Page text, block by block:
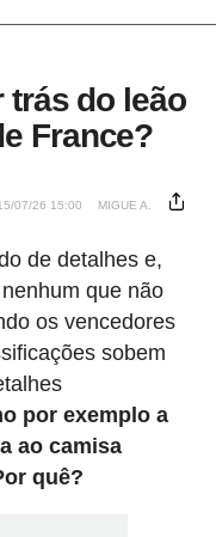
trás do leão
France?
07/26 15:00 MIGUE A.
de detalhes e,
que não
os vencedores
sobem
por exemplo a
ao camisa
quê?